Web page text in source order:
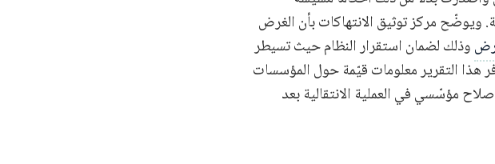
ويوضّح مركز توثيق الانتهاكات بأن الغرض
وذلك لضمان استقرار النظام حيث تسيطر
هذا التقرير معلومات قيّمة حول المؤسسات
مؤسّسي في العملية الانتقالية بعد